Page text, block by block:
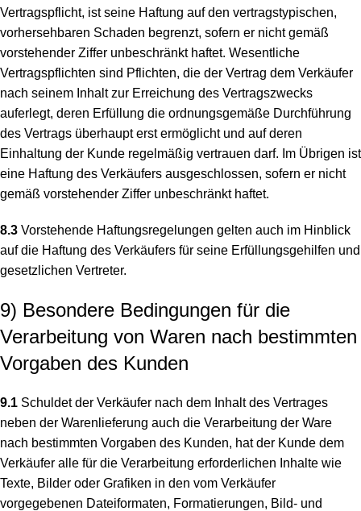
Vertragspflicht, ist seine Haftung auf den vertragstypischen,
vorhersehbaren Schaden begrenzt, sofern er nicht gemäß
vorstehender Ziffer unbeschränkt haftet. Wesentliche
Vertragspflichten sind Pflichten, die der Vertrag dem Verkäufer
nach seinem Inhalt zur Erreichung des Vertragszwecks
auferlegt, deren Erfüllung die ordnungsgemäße Durchführung
des Vertrags überhaupt erst ermöglicht und auf deren
Einhaltung der Kunde regelmäßig vertrauen darf. Im Übrigen ist
eine Haftung des Verkäufers ausgeschlossen, sofern er nicht
gemäß vorstehender Ziffer unbeschränkt haftet.
8.3 Vorstehende Haftungsregelungen gelten auch im Hinblick
auf die Haftung des Verkäufers für seine Erfüllungsgehilfen und
gesetzlichen Vertreter.
9) Besondere Bedingungen für die
Verarbeitung von Waren nach bestimmten
Vorgaben des Kunden
9.1 Schuldet der Verkäufer nach dem Inhalt des Vertrages
neben der Warenlieferung auch die Verarbeitung der Ware
nach bestimmten Vorgaben des Kunden, hat der Kunde dem
Verkäufer alle für die Verarbeitung erforderlichen Inhalte wie
Texte, Bilder oder Grafiken in den vom Verkäufer
vorgegebenen Dateiformaten, Formatierungen, Bild- und